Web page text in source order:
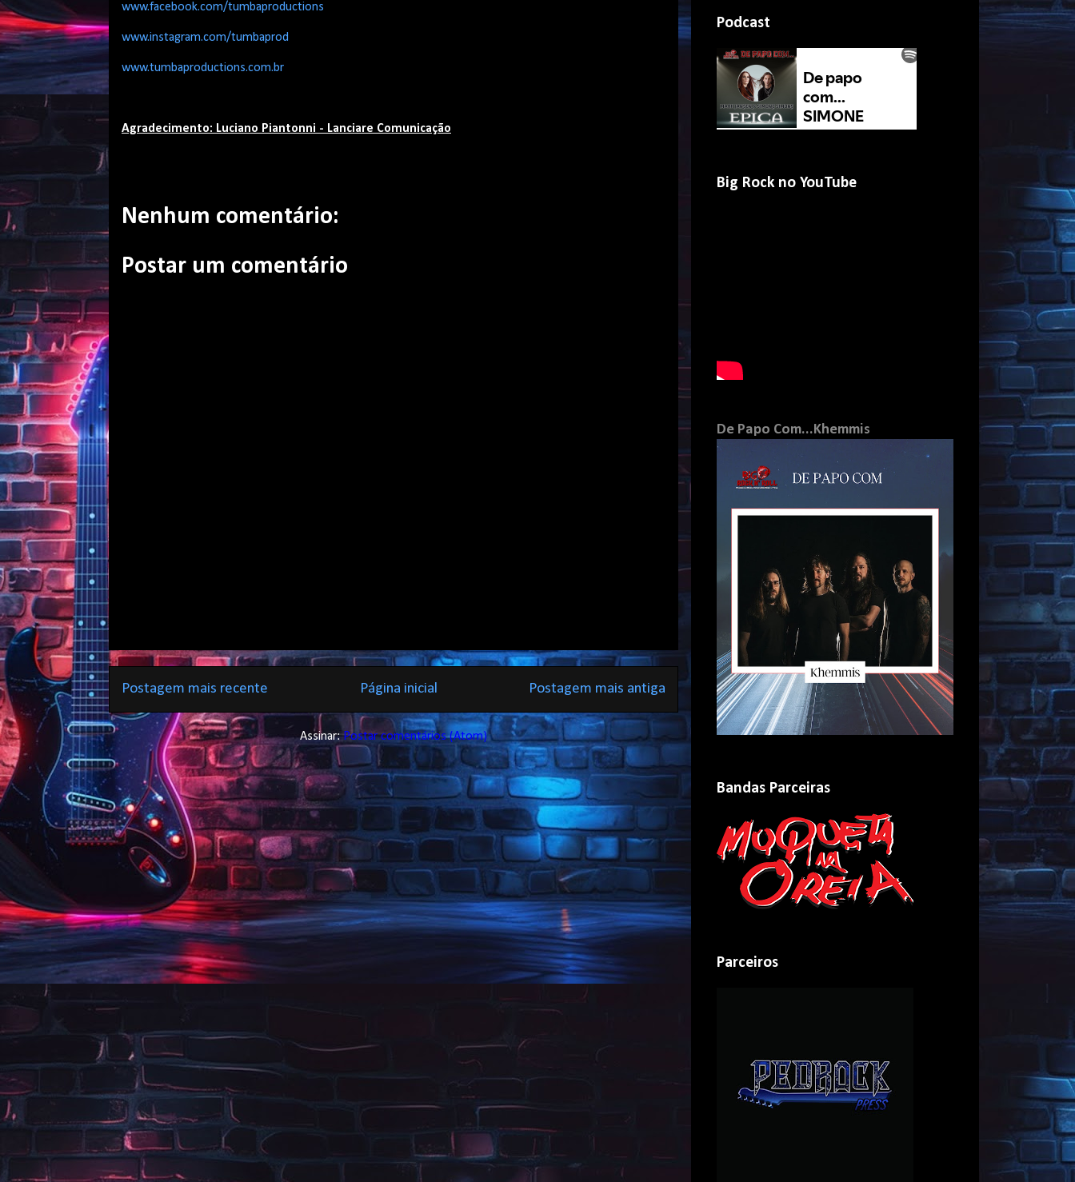
www.facebook.com/tumbaproductions
www.instagram.com/tumbaprod
www.tumbaproductions.com.br
Agradecimento: Luciano Piantonni - Lanciare Comunicação
Nenhum comentário:
Postar um comentário
Postagem mais recente Postagem mais antiga
Página inicial
Assinar:Postar comentários (Atom)
Podcast
Big Rock no YouTube
De Papo Com...Khemmis
Bandas Parceiras
Parceiros